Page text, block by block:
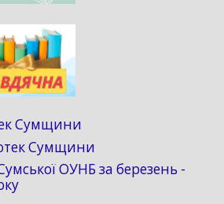
Сумщини
Сумщини
ОУНБ за березень -